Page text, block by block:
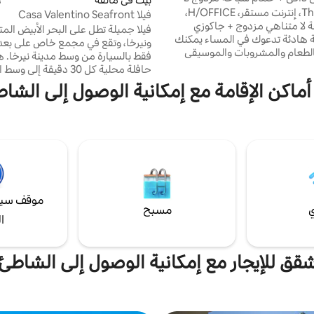
ThinkersINN، إنترنت مستقر، H/OFFICE،
لا متناهي مزدوج + جاكوزي
هادئة تدعوك في المساء يمكنك
والمشروبات والموسيقى
على جانب هاسيندا، وحمام السباحة
إلى منزلنا. غرفة النوم (سرير
2 متر)، دش مطري، مكيف هواء، تلفزيون
فيلا Casa Valentino Seafront
فيلا جميلة تطل على البحر الأبيض
فقط بالسيارة من وسط مدينة نيرخا.
حافلة محلية كل 30 دقيقة
وإلى السوبر ماركت. يبعد شاطئ
دقائق سيرًا على الأقدام عن الفيلا،
على الشاطئ وبارات تطل على البحر.
الإقامة مع إمكانية الوصول إلى
مسبح
موقف
للإيجار مع إمكانية الوصول إلى